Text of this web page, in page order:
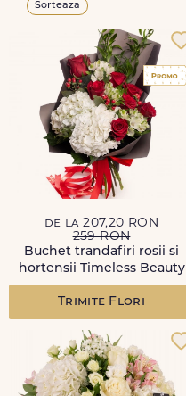
Sorteaza
de la 207,20 RON
259 RON
Buchet trandafiri rosii si
hortensii Timeless Beauty
Trimite Flori